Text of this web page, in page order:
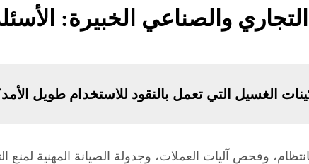
والصناعي الخبيرة:
الغسيل التي تعمل بالنقود للاستخدام طويل
وفحص آليات العملات، وجدولة الصيانة المهنية لمنع